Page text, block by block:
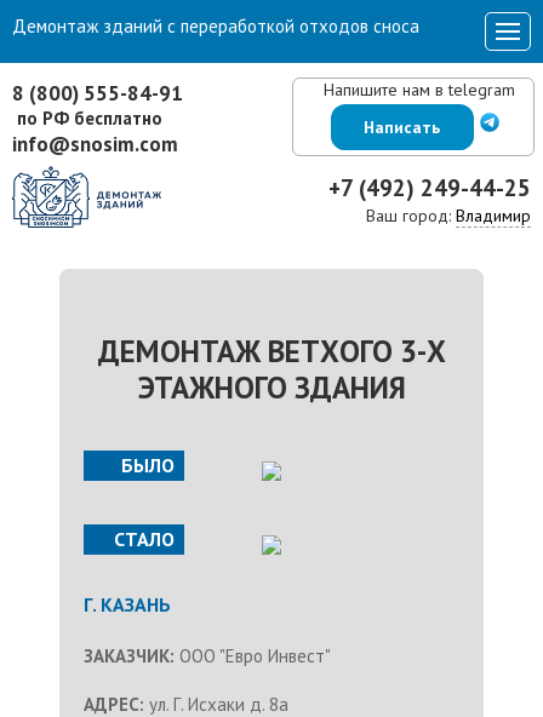
8 (800) 555-84-91
по РФ бесплатно
info@snosim.com
Напишите нам в telegram
Написать
+7 (492) 249-44-25
Ваш город: Владимир
Демонтаж зданий с переработкой отходов сноса
ДЕМОНТАЖ ВЕТХОГО 3-Х
ЭТАЖНОГО ЗДАНИЯ
БЫЛО
СТАЛО
Г. КАЗАНЬ
ЗАКАЗЧИК: ООО "Евро Инвест"
АДРЕС: ул. Г. Исхаки д. 8а